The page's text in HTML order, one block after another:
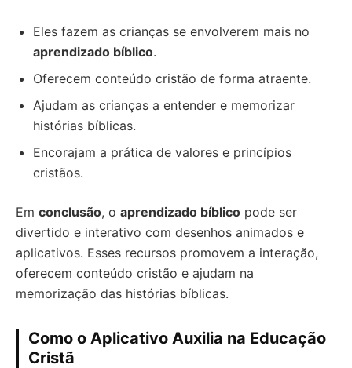
Eles fazem as crianças se envolverem mais no
aprendizado bíblico.
Oferecem conteúdo cristão de forma atraente.
Ajudam as crianças a entender e memorizar
histórias bíblicas.
Encorajam a prática de valores e princípios
cristãos.
Em conclusão, o aprendizado bíblico pode ser
divertido e interativo com desenhos animados e
aplicativos. Esses recursos promovem a interação,
oferecem conteúdo cristão e ajudam na
memorização das histórias bíblicas.
Como o Aplicativo Auxilia na Educação
Cristã